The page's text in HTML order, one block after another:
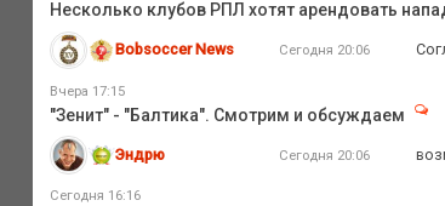
Несколько клубов РПЛ хотят арендовать
Bobsoccer News Сегодня 20:06
Вчера 17:15
"Зенит" - "Балтика". Смотрим и обсуждаем
Эндрю Сегодня 20:06
Сегодня 16:16